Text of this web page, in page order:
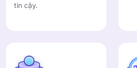
tin cậy.